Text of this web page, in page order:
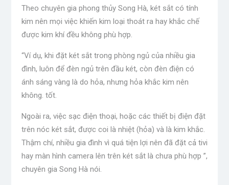
Theo chuyên gia phong thủy Song Hà, két sắt có tính
kim nên mọi việc khiến kim loại thoát ra hay khắc chế
được kim khí đều không phù hợp.
“Ví dụ, khi đặt két sắt trong phòng ngủ của nhiều gia
đình, luôn để đèn ngủ trên đầu két, còn đèn điện có
ánh sáng vàng là do hỏa, nhưng hỏa khắc kim nên
không. tốt.
Ngoài ra, việc sạc điện thoại, hoặc các thiết bị điện đặt
trên nóc két sắt, được coi là nhiệt (hỏa) và là kim khắc.
Thậm chí, nhiều gia đình vì quá tiện lợi nên đã đặt cả tivi
hay màn hình camera lên trên két sắt là chưa phù hợp ”,
chuyên gia Song Hà nói.